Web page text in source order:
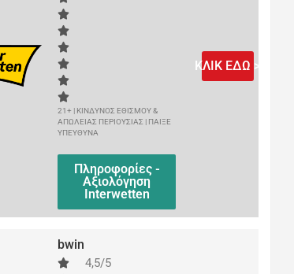
21+ | ΚΙΝΔΥΝΟΣ ΕΘΙΣΜΟΥ &
ΑΠΩΛΕΙΑΣ ΠΕΡΙΟΥΣΙΑΣ | ΠΑΙΞΕ
ΥΠΕΥΘΥΝΑ
Πληροφορίες -
Αξιολόγηση
Interwetten
ΚΛΙΚ ΕΔΩ >
bwin
4,5/5